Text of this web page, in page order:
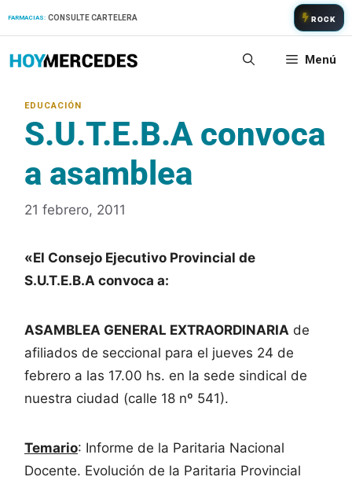
FARMACIAS: CONSULTE CARTELERA ROCK
Menú
S.U.T.E.B.A convoca
a asamblea
21 febrero, 2011
«El Consejo Ejecutivo Provincial de
S.U.T.E.B.A convoca a:
ASAMBLEA GENERAL EXTRAORDINARIA de
afiliados de seccional para el jueves 24 de
febrero a las 17.00 hs. en la sede sindical de
nuestra ciudad (calle 18 nº 541).
Temario: Informe de la Paritaria Nacional
Docente. Evolución de la Paritaria Provincial